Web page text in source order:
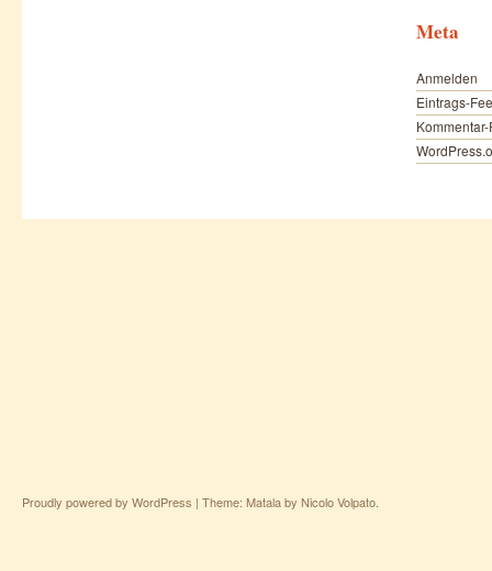
Meta
Anmelden
Eintrags-
Proudly powered by WordPress | Theme: Matala by Nicolo Volpato.